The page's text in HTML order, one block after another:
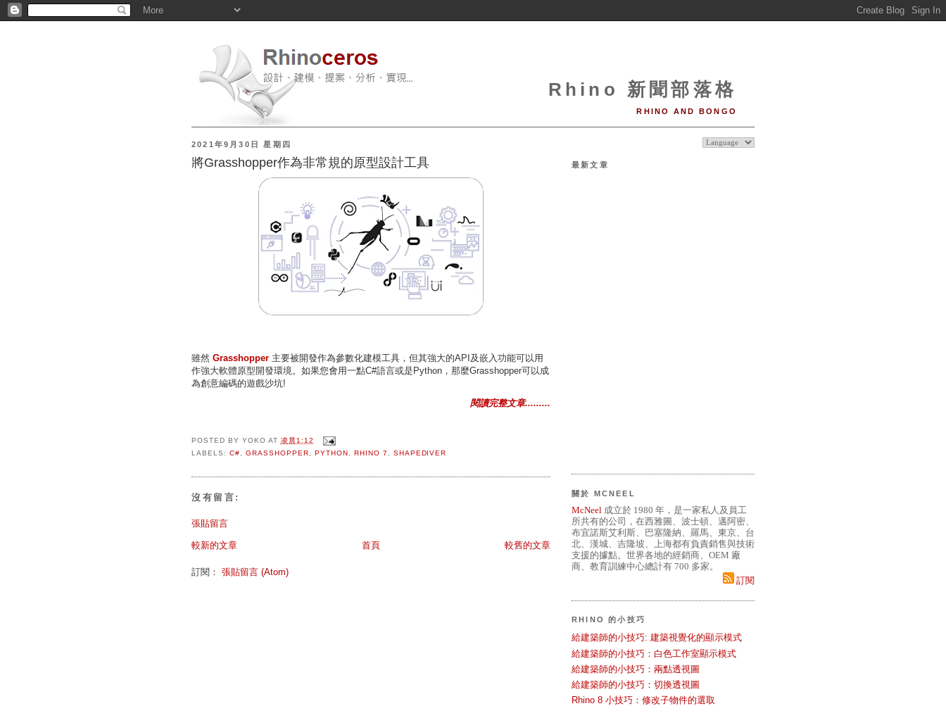
Rhino 新聞部落格
RHINO AND BONGO
2021年9月30日 星期四
將Grasshopper作為非常規的原型設計工具
雖然 Grasshopper 主要被開發作為參數化建模工具，但其強大的API及嵌入功能可以用
作強大軟體原型開發環境。如果您會用一點C#語言或是Python，那麼Grasshopper可以成
為創意編碼的遊戲沙坑!
閱讀完整文章.........
POSTED BY YOKO AT 凌晨1:12
LABELS: C#, GRASSHOPPER, PYTHON, RHINO 7 , SHAPEDIVER
沒有留言:
張貼留言
較新的文章 較舊的文章
首頁
訂閱： 張貼留言 (Atom)
最新文章
關於 MCNEEL
McNeel 成立於 1980 年，是一家私人及員工
所共有的公司，在西雅圖、波士頓、邁阿密、
布宜諾斯艾利斯、巴塞隆納、羅馬、東京、台
北、漢城、吉隆坡、上海都有負責銷售與技術
支援的據點。世界各地的經銷商、OEM 廠
商、教育訓練中心總計有 700 多家。
訂閱
RHINO 的小技巧
給建築師的小技巧: 建築視覺化的顯示模式
給建築師的小技巧：白色工作室顯示模式
給建築師的小技巧：兩點透視圖
給建築師的小技巧：切換透視圖
Rhino 8 小技巧：修改子物件的選取